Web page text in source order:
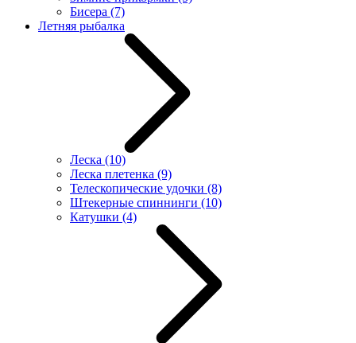
Бисера (7)
Летняя рыбалка
Леска (10)
Леска плетенка (9)
Телескопические удочки (8)
Штекерные спиннинги (10)
Катушки (4)